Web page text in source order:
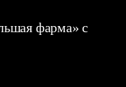
фарма» с